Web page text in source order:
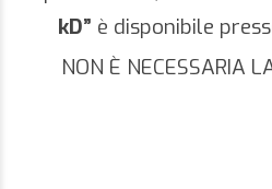
kD” è disponibile
NON È NECESSARIA